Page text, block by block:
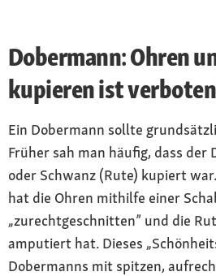
Dobermann: Ohren
kupieren ist
Ein Dobermann sollte
Früher sah man häufig, dass der
oder Schwanz (Rute) kupiert
hat die Ohren mithilfe einer
„zurechtgeschnitten” und die
amputiert hat. Dieses
Dobermanns mit spitzen,